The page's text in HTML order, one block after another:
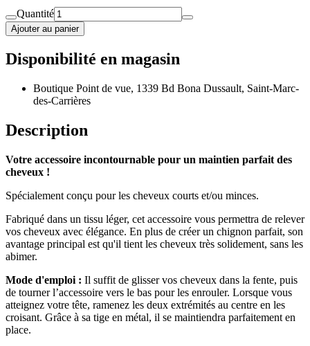
Quantité
Ajouter au panier
Disponibilité en magasin
Boutique Point de vue, 1339 Bd Bona Dussault, Saint-Marc-
des-Carrières
Description
Votre accessoire incontournable pour un maintien parfait des
cheveux !
Spécialement conçu pour les cheveux courts et/ou minces.
Fabriqué dans un tissu léger, cet accessoire vous permettra de relever
vos cheveux avec élégance. En plus de créer un chignon parfait, son
avantage principal est qu'il tient les cheveux très solidement, sans les
abimer.
Mode d'emploi : Il suffit de glisser vos cheveux dans la fente, puis
de tourner l’accessoire vers le bas pour les enrouler. Lorsque vous
atteignez votre tête, ramenez les deux extrémités au centre en les
croisant. Grâce à sa tige en métal, il se maintiendra parfaitement en
place.